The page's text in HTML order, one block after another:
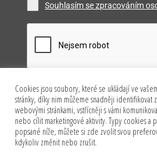
Souhlasím se zpracováním
Odeslat
Cookies jsou soubory, které se ukládají ve
stránky, díky nim můžeme snadněji identifikovat
webovými stránkami, vstřícněji s vámi
nebo cílit marketingové aktivity. Typy cookies
popsané níže, můžete si zde zvolit svou
kdykoliv změnit nebo zrušit.